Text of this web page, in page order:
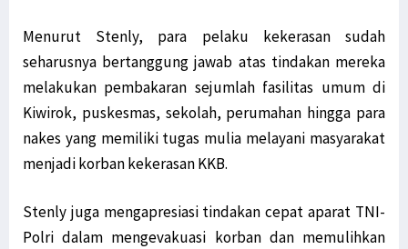
Menurut Stenly, para pelaku kekerasan sudah
seharusnya bertanggung jawab atas tindakan mereka
melakukan pembakaran sejumlah fasilitas umum di
Kiwirok, puskesmas, sekolah, perumahan hingga para
nakes yang memiliki tugas mulia melayani masyarakat
menjadi korban kekerasan KKB.
Stenly juga mengapresiasi tindakan cepat aparat TNI-
Polri dalam mengevakuasi korban dan memulihkan